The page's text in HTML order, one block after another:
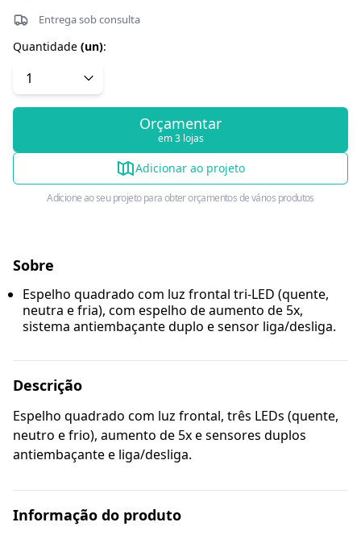
Entrega sob consulta
Quantidade (un):
Orçamentar
em 3 lojas
Adicionar ao projeto
Adicione ao seu projeto para obter orçamentos de vários produtos
Sobre
Espelho quadrado com luz frontal tri-LED (quente,
neutra e fria), com espelho de aumento de 5x,
sistema antiembaçante duplo e sensor liga/desliga.
Descrição
Espelho quadrado com luz frontal, três LEDs (quente,
neutro e frio), aumento de 5x e sensores duplos
antiembaçante e liga/desliga.
Informação do produto